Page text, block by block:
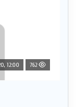
12:00 762